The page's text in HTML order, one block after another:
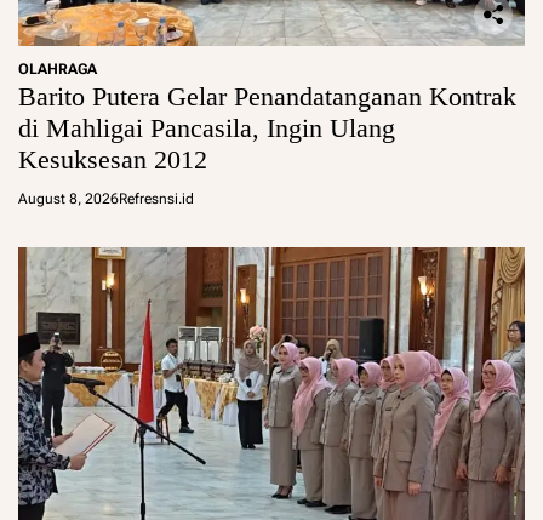
OLAHRAGA
Barito Putera Gelar Penandatanganan Kontrak
di Mahligai Pancasila, Ingin Ulang
Kesuksesan 2012
August 8, 2026Refresnsi.id